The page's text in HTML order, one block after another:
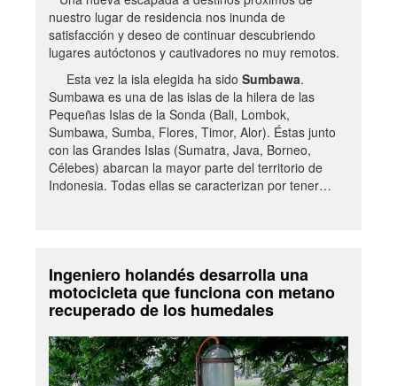
nuestro lugar de residencia nos inunda de
satisfacción y deseo de continuar descubriendo
lugares autóctonos y cautivadores no muy remotos.
Esta vez la isla elegida ha sido Sumbawa.
Sumbawa es una de las islas de la hilera de las
Pequeñas Islas de la Sonda (Bali, Lombok,
Sumbawa, Sumba, Flores, Timor, Alor). Éstas junto
con las Grandes Islas (Sumatra, Java, Borneo,
Célebes) abarcan la mayor parte del territorio de
Indonesia. Todas ellas se caracterizan por tener…
Ingeniero holandés desarrolla una
motocicleta que funciona con metano
recuperado de los humedales